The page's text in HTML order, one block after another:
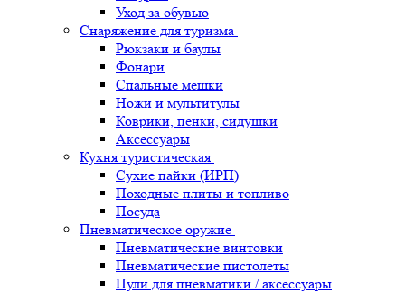
Уход за обувью
Снаряжение для туризма
Рюкзаки и баулы
Фонари
Спальные мешки
Ножи и мультитулы
Коврики, пенки, сидушки
Аксессуары
Кухня туристическая
Сухие пайки (ИРП)
Походные плиты и топливо
Посуда
Пневматическое оружие
Пневматические винтовки
Пневматические пистолеты
Пули для пневматики / аксессуары